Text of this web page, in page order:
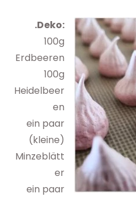
.Deko:
100g
Erdbeeren
100g
Heidelbeer
en
ein paar
(kleine)
Minzeblätt
er
ein paar